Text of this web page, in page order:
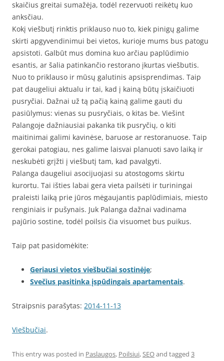
skaičius greitai sumažėja, todėl rezervuoti reikėtų kuo
anksčiau.
Kokį viešbutį rinktis priklauso nuo to, kiek pinigų galime
skirti apgyvendinimui bei vietos, kurioje mums bus patogu
apsistoti. Galbūt mus domina kuo arčiau paplūdimio
esantis, ar šalia patinkančio restorano įkurtas viešbutis.
Nuo to priklauso ir mūsų galutinis apsisprendimas. Taip
pat daugeliui aktualu ir tai, kad į kainą būtų įskaičiuoti
pusryčiai. Dažnai už tą pačią kainą galime gauti du
pasiūlymus: vienas su pusryčiais, o kitas be. Viešint
Palangoje dažniausiai pakanka tik pusryčių, o kiti
maitinimai galimi kavinėse, baruose ar restoranuose. Taip
gerokai patogiau, nes galime laisvai planuoti savo laiką ir
neskubėti grįžti į viešbutį tam, kad pavalgyti.
Palanga daugeliui asocijuojasi su atostogoms skirtu
kurortu. Tai išties labai gera vieta pailsėti ir turiningai
praleisti laiką prie jūros mėgaujantis paplūdimiais, miesto
renginiais ir pušynais. Juk Palanga dažnai vadinama
pajūrio sostine, todėl poilsis čia visuomet bus puikus.
Taip pat pasidomėkite:
Geriausi vietos viešbučiai sostinėje;
Svečius pasitinka įspūdingais apartamentais.
Straipsnis parašytas: 2014-11-13
Viešbučiai.
This entry was posted in Paslaugos, Poilsiui,SEOand tagged 3